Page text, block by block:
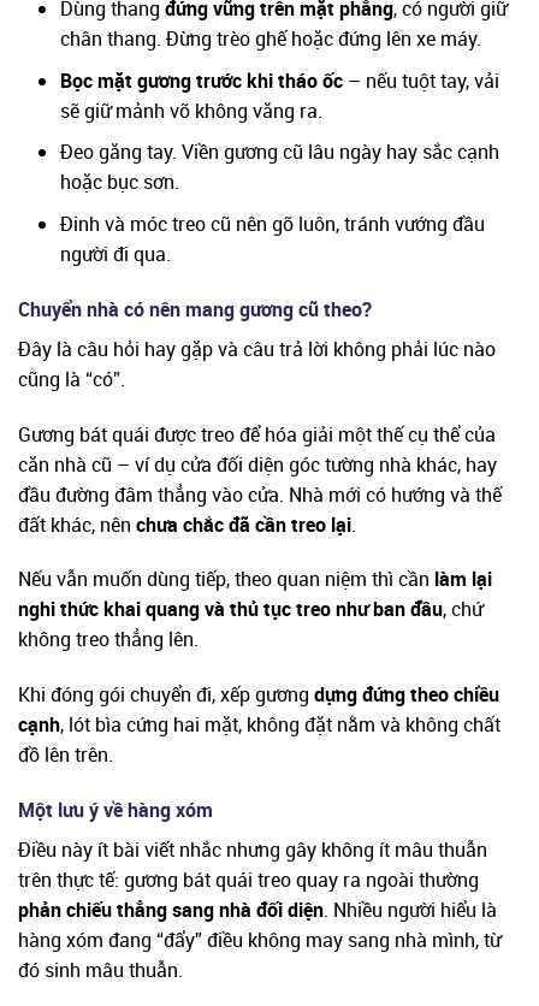
Dùng thang đứng vững trên mặt phẳng, có người giữ
chân thang. Đừng trèo ghế hoặc đứng lên xe máy.
Bọc mặt gương trước khi tháo ốc – nếu tuột tay, vải
sẽ giữ mảnh vỡ không văng ra.
Đeo găng tay. Viền gương cũ lâu ngày hay sắc cạnh
hoặc bục sơn.
Đinh và móc treo cũ nên gỡ luôn, tránh vướng đầu
người đi qua.
Chuyển nhà có nên mang gương cũ theo?
Đây là câu hỏi hay gặp và câu trả lời không phải lúc nào
cũng là “có”.
Gương bát quái được treo để hóa giải một thế cụ thể của
căn nhà cũ – ví dụ cửa đối diện góc tường nhà khác, hay
đầu đường đâm thẳng vào cửa. Nhà mới có hướng và thế
đất khác, nên chưa chắc đã cần treo lại.
Nếu vẫn muốn dùng tiếp, theo quan niệm thì cần làm lại
nghi thức khai quang và thủ tục treo như ban đầu, chứ
không treo thẳng lên.
Khi đóng gói chuyển đi, xếp gương dựng đứng theo chiều
cạnh, lót bìa cứng hai mặt, không đặt nằm và không chất
đồ lên trên.
Một lưu ý về hàng xóm
Điều này ít bài viết nhắc nhưng gây không ít mâu thuẫn
trên thực tế: gương bát quái treo quay ra ngoài thường
phản chiếu thẳng sang nhà đối diện. Nhiều người hiểu là
hàng xóm đang “đẩy” điều không may sang nhà mình, từ
đó sinh mâu thuẫn.